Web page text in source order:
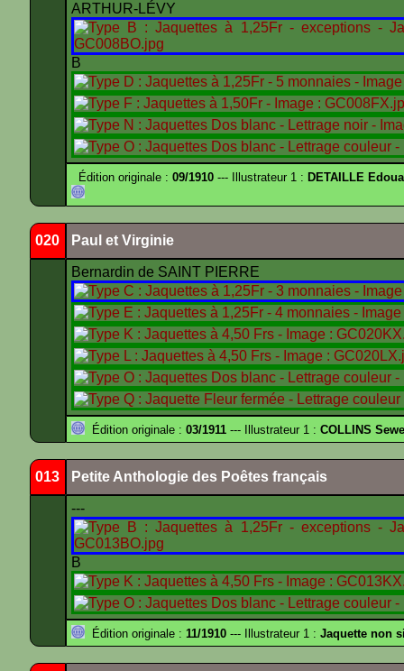
ARTHUR-LÉVY
B
Édition originale : 09/1910 --- Illustrateur 1 : DETAILLE
020 Paul et Virginie
Bernardin de SAINT PIERRE
Édition originale : 03/1911 --- Illustrateur 1 : COLLINS
013 Petite Anthologie des Poêtes français
---
B
Édition originale : 11/1910 --- Illustrateur 1 : Jaquette non